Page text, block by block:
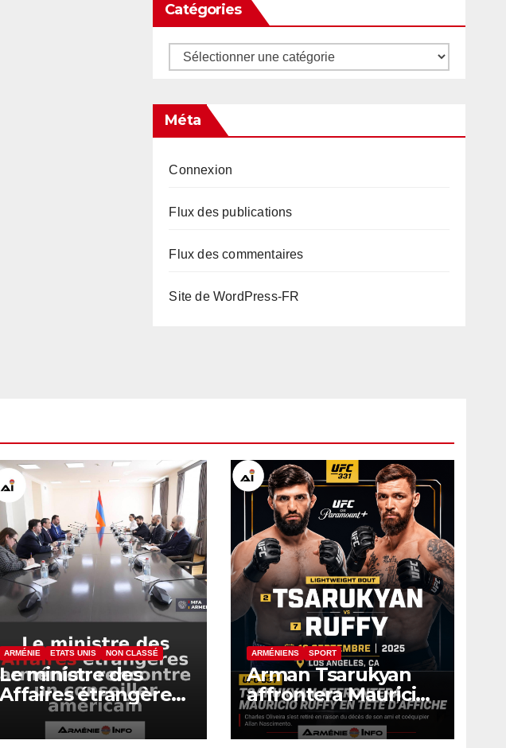
Catégories
Catégories
Méta
Connexion
Flux des publications
Flux des commentaires
Site de WordPress-FR
ARMÉNIE ETATS UNIS NON CLASSÉ
Le ministre des
Affaires étrangères
arménien rencontre
un conseiller
ARMÉNIENS SPORT
Arman Tsarukyan
affrontera Mauricio
Ruffy en tête
d’affiche de l’UFC